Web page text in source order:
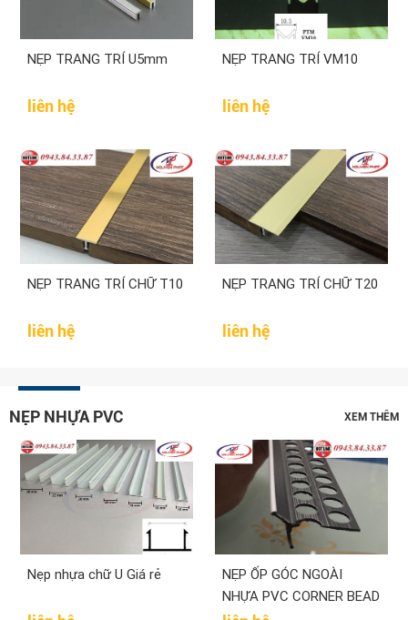
NẸP TRANG TRÍ U5mm
liên hệ
NẸP TRANG TRÍ VM10
liên hệ
NẸP TRANG TRÍ CHỮ T10
liên hệ
NẸP TRANG TRÍ CHỮ T20
liên hệ
NẸP NHỰA PVC XEM THÊM
Nẹp nhựa chữ U Giá rẻ
NẸP ỐP GÓC NGOÀI
NHỰA PVC CORNER BEAD